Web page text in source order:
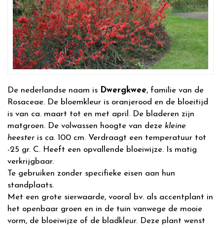
De nederlandse naam is Dwergkwee, familie van de
Rosaceae. De bloemkleur is oranjerood en de bloeitijd
is van ca. maart tot en met april. De bladeren zijn
matgroen. De volwassen hoogte van deze kleine
heester is ca. 100 cm. Verdraagt een temperatuur tot
-25 gr. C. Heeft een opvallende bloeiwijze. Is matig
verkrijgbaar.
Te gebruiken zonder specifieke eisen aan hun
standplaats.
Met een grote sierwaarde, vooral bv. als accentplant in
het openbaar groen en in de tuin vanwege de mooie
vorm, de bloeiwijze of de bladkleur. Deze plant wenst